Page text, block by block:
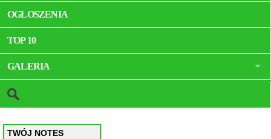
OGŁOSZENIA
TOP 10
GALERIA
TWÓJ NOTES